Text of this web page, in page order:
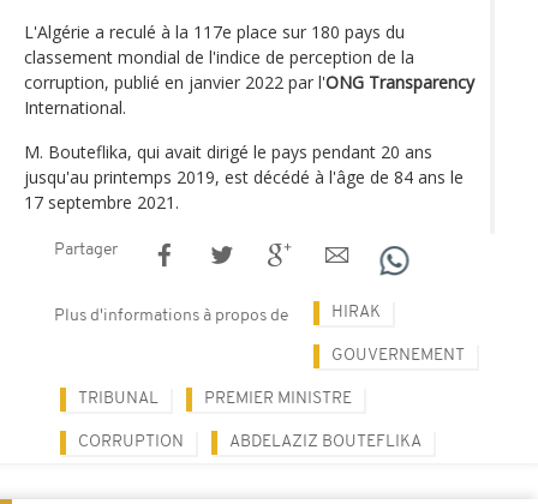
L'Algérie a reculé à la 117e place sur 180 pays du
classement mondial de l'indice de perception de la
corruption, publié en janvier 2022 par l'ONG Transparency
International.
M. Bouteflika, qui avait dirigé le pays pendant 20 ans
jusqu'au printemps 2019, est décédé à l'âge de 84 ans le
17 septembre 2021.
Partager
Plus d'informations à propos de HIRAK
GOUVERNEMENT
TRIBUNAL PREMIER MINISTRE
CORRUPTION ABDELAZIZ BOUTEFLIKA